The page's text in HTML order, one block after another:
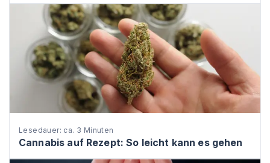
Lesedauer: ca. 3 Minuten
Cannabis auf Rezept: So leicht kann es gehen